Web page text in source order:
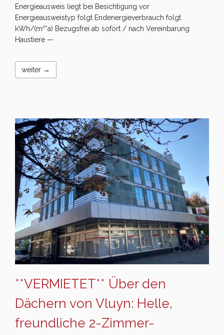
Energieausweis liegt bei Besichtigung vor
Energieausweistyp folgt Endenergieverbrauch folgt
kWh/(m²*a) Bezugsfrei ab sofort / nach Vereinbarung
Haustiere —
weiter →
**VERMIETET** Über den
Dächern von Vluyn: Helle,
freundliche 2-Zimmer-